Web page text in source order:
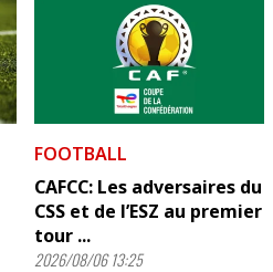
FOOTBALL
CAFCC: Les adversaires du
CSS et de l’ESZ au premier
tour ...
2026/08/06 13:25